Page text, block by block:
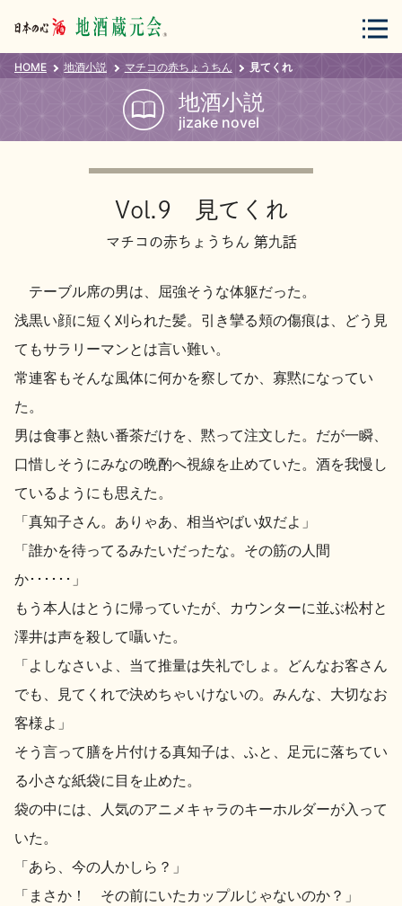
会員登録 ログイン
蔵元紀行 地酒カタログ
地酒用語集 地酒解体新書
歳時記 地酒蔵元会検定
地酒川柳
HOME 地酒小説 マチコの赤ちょうちん 見てくれ
地酒小説
jizake novel
Vol.9 見てくれ
マチコの赤ちょうちん 第九話
テーブル席の男は、屈強そうな体躯だった。
浅黒い顔に短く刈られた髪。引き攣る頬の傷痕は、どう見
てもサラリーマンとは言い難い。
常連客もそんな風体に何かを察してか、寡黙になってい
た。
男は食事と熱い番茶だけを、黙って注文した。だが一瞬、
口惜しそうにみなの晩酌へ視線を止めていた。酒を我慢し
ているようにも思えた。
「真知子さん。ありゃあ、相当やばい奴だよ」
「誰かを待ってるみたいだったな。その筋の人間
か･･････」
もう本人はとうに帰っていたが、カウンターに並ぶ松村と
澤井は声を殺して囁いた。
「よしなさいよ、当て推量は失礼でしょ。どんなお客さん
でも、見てくれで決めちゃいけないの。みんな、大切なお
客様よ」
そう言って膳を片付ける真知子は、ふと、足元に落ちてい
る小さな紙袋に目を止めた。
袋の中には、人気のアニメキャラのキーホルダーが入って
いた。
「あら、今の人かしら？」
「まさか！ その前にいたカップルじゃないのか？」